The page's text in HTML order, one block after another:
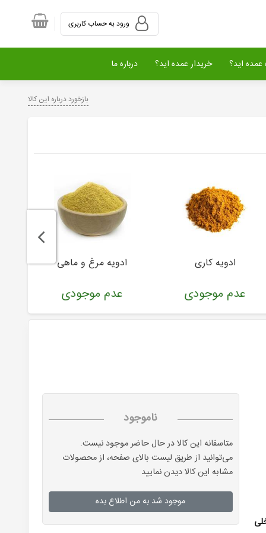
عمده اید؟ خریدار عمده اید؟ درباره ما
بازخورد درباره این کالا
ادویه کاری
عدم موجودی
ادویه مرغ و ماهی
عدم موجودی
ناموجود
متاسفانه این کالا در حال حاضر موجود نیست.
می‌توانید از طریق لیست بالای صفحه، از محصولات
مشابه این کالا دیدن نمایید
موجود شد به من اطلاع بده